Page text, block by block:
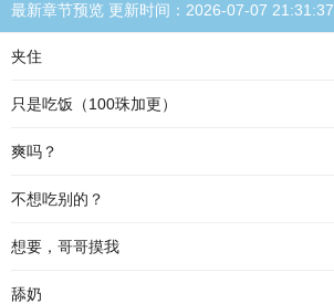
最新章节预览 更新时间：2026-07-07 21:31:37
夹住
只是吃饭（100珠加更）
爽吗？
不想吃别的？
想要，哥哥摸我
舔奶